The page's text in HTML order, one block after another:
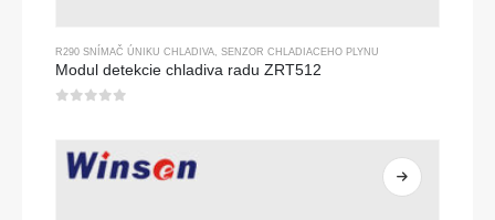
R290 SNÍMAČ ÚNIKU CHLADIVA SENZOR CHLADIACEHO PLYNU
Modul detekcie chladiva radu ZRT512